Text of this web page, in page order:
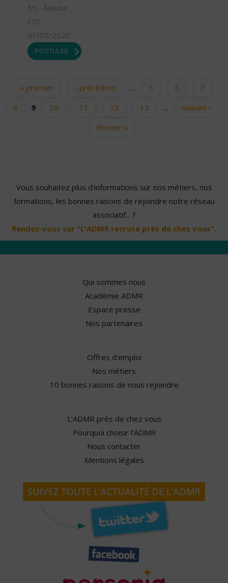
55 - Meuse
CDI
01/07/2026
POSTULER
Pages« premier ‹ précédent … 5 6
7
8
9 10 11 12 13 …
suivant ›
dernier »
Vous souhaitez plus d'informations sur nos métiers, nos
formations, les bonnes raisons de rejoindre notre réseau
associatif... ?
Rendez-vous sur "L'ADMR recrute près de chez vous".
Qui sommes nous
Académie ADMR
Espace presse
Nos partenaires
Offres d'emploi
Nos métiers
10 bonnes raisons de nous rejoindre
L'ADMR près de chez vous
Pourquoi choisir l'ADMR
Nous contacter
Mentions légales